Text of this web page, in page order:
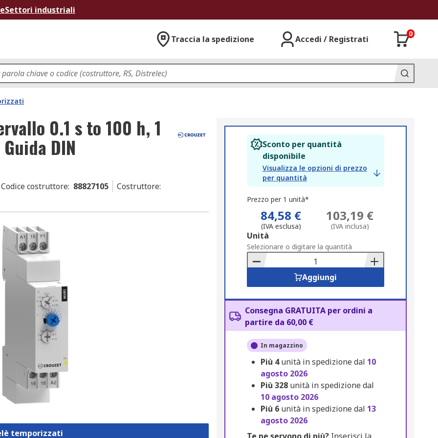
Settori industriali
Traccia la spedizione Accedi / Registrati
0
0.1 s to 100 h, 1
DIN
Codice costruttore: 88827105 Costruttore:
temporizzati
Sconto per quantità
disponibile
Visualizza le opzioni di prezzo
per quantità
Prezzo per 1 unità*
84,58 €
(IVA esclusa)
103,19 €
(IVA inclusa)
Add
to
Basket
Unità
Selezionare o digitare la quantità
Aggiungi
Consegna GRATUITA per ordini a
partire da 60,00 €
In magazzino
Più 4unità in spedizione dal 10
agosto 2026
Più 328 unità in spedizione dal
10 agosto 2026
Più 6 unità in spedizione dal 13
agosto 2026